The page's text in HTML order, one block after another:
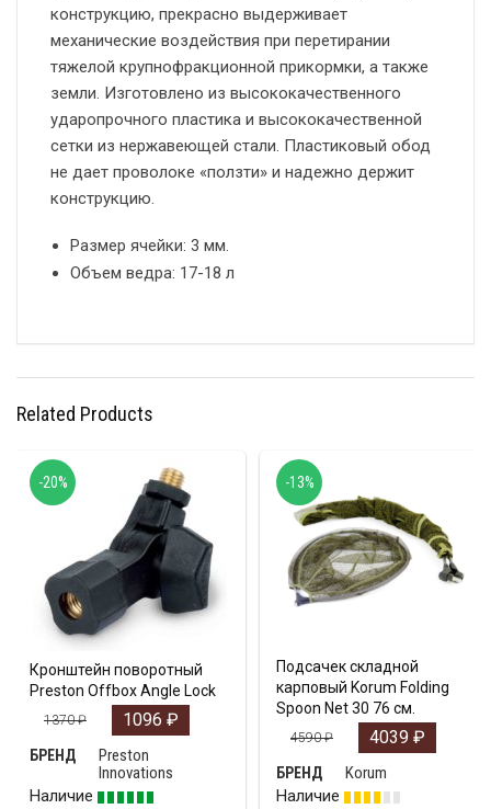
конструкцию, прекрасно выдерживает
механические воздействия при перетирании
тяжелой крупнофракционной прикормки, а также
земли. Изготовлено из высококачественного
ударопрочного пластика и высококачественной
сетки из нержавеющей стали. Пластиковый обод
не дает проволоке «ползти» и надежно держит
конструкцию.
Размер ячейки: 3 мм.
Объем ведра: 17-18 л
Related Products
Кронштейн поворотный
Preston Offbox Angle Lock
1370₽ 1096 ₽
БРЕНД
Preston
Innovations
Наличие
-20%
Подсачек складной
карповый Korum Folding
Spoon Net 30 76 см.
4590₽ 4039 ₽
БРЕНД
Korum
Наличие
-13%